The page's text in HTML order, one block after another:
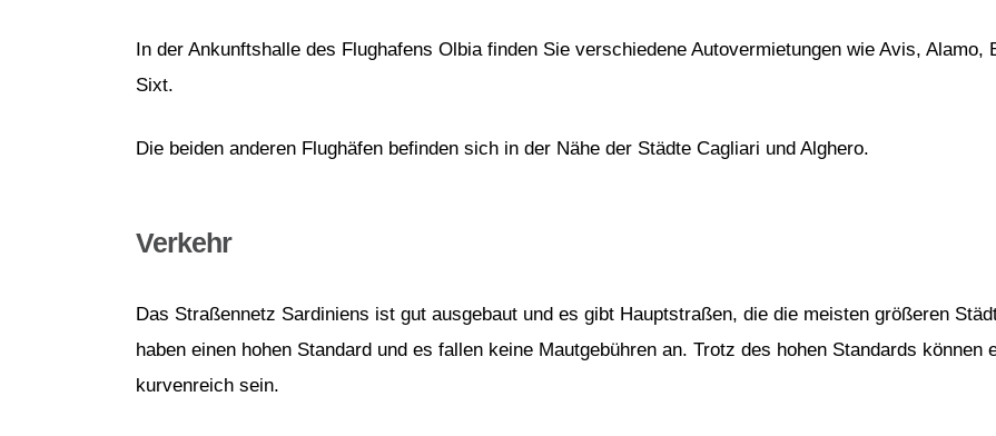
In der Ankunftshalle des Flughafens Olbia finden Sie verschiedene Autovermietungen wie Avis, Alamo,
Sixt.
Die beiden anderen Flughäfen befinden sich in der Nähe der Städte Cagliari und Alghero.
Verkehr
Das Straßennetz Sardiniens ist gut ausgebaut und es gibt Hauptstraßen, die die meisten größeren
haben einen hohen Standard und es fallen keine Mautgebühren an. Trotz des hohen Standards können
kurvenreich sein.